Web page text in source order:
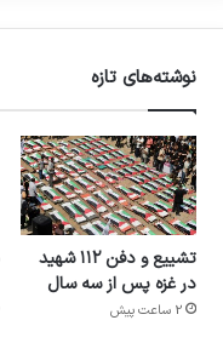
نوشته‌های تازه
تشییع و دفن ۱۱۲ شهید
در غزه پس از سه سال
2 ساعت پیش